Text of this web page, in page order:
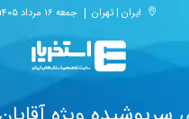
ایران | تهران جمعه ۱۶ مرداد ۱۴۰۵